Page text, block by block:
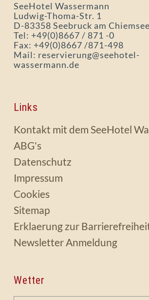
SeeHotel Wassermann
Ludwig-Thoma-Str. 1
D-83358 Seebruck am Chiemsee
Tel: +49(0)8667 / 871 -0
Fax: +49(0)8667 /871-498
Mail: reservierung@seehotel-
wassermann.de
Links
Kontakt mit dem SeeHotel
ABG's
Datenschutz
Impressum
Cookies
Sitemap
Erklaerung zur
Newsletter Anmeldung
Wetter